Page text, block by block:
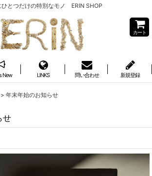
ひとつだけの特別なモノ ERIN SHOP
カート
New LINKS 問い合わせ 新規登録
> 年末年始のお知らせ
せ